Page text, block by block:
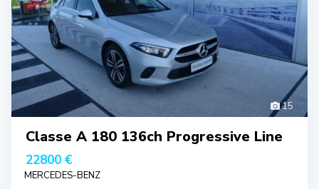
15
Classe A 180 136ch Progressive Line
22800 €
MERCEDES-BENZ